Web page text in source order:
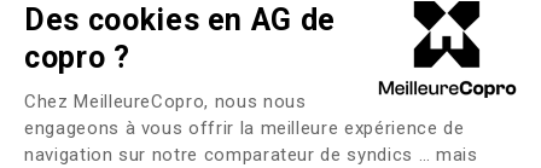
Des cookies en AG de
copro ?
Plateforme de Gestion du
Chez MeilleureCopro, nous nous
engageons à vous offrir la meilleure expérience de
navigation sur notre comparateur de syndics … mais
Souhaitez-vous changer de syndic ?
OUI NON